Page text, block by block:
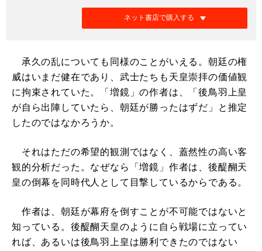
ネット書店で購入する
承久の乱についても同様のことがいえる。朝廷の権
威はいまだ健在であり、武士たちも天皇崇拝の価値観
に拘束されていた。「増鏡」の作者は、「後鳥羽上皇
が自ら出陣していたら、朝廷が勝ったはずだ」と推定
したのではなかろうか。
それはただの希望的観測ではなく、蓋然性の高い客
観的分析だった。なぜなら「増鏡」作者は、後醍醐天
皇の倒幕を同時代人として目撃しているからである。
作者は、朝廷が幕府を倒すことが不可能ではないと
知っている。後醍醐天皇のように自ら戦場に立ってい
れば、あるいは後鳥羽上皇は勝利できたのではない